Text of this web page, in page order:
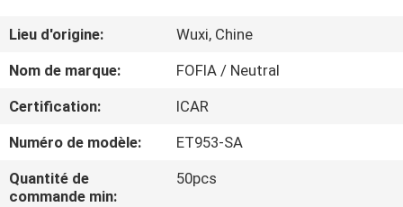
AU
DE
NOUS
Lieu d'origine:
Wuxi, Chine
Nom de marque:
FOFIA / Neutral
Certification:
ICAR
Numéro de modèle:
ET953-SA
Quantité de
commande min:
50pcs